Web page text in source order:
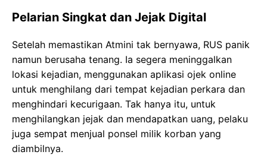
Pelarian Singkat dan Jejak Digital
Setelah memastikan Atmini tak bernyawa, RUS panik
namun berusaha tenang. Ia segera meninggalkan
lokasi kejadian, menggunakan aplikasi ojek online
untuk menghilang dari tempat kejadian perkara dan
menghindari kecurigaan. Tak hanya itu, untuk
menghilangkan jejak dan mendapatkan uang, pelaku
juga sempat menjual ponsel milik korban yang
diambilnya.